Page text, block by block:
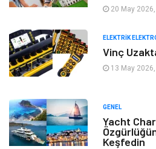
20 May 2026,
ELEKTRIK
Vinç
13 May 2026,
GENEL
Yacht
Keşfedin